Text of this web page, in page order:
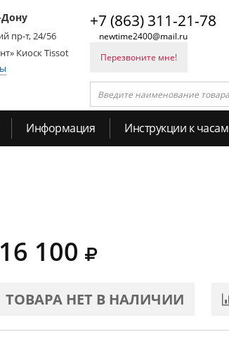
Дону
пр-т, 24/56
Киоск Tissot
+7 (863) 311-21-78
newtime2400@mail.ru
Перезвоните мне!
Информация Инструкции к часам
16 100
ТОВАРА НЕТ В НАЛИЧИИ